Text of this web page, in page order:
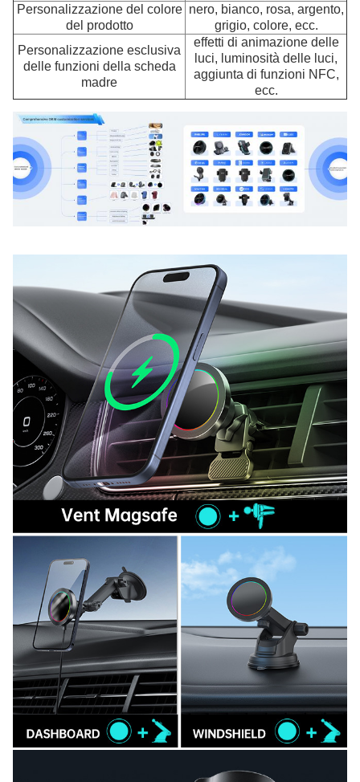
Personalizzazione del colore
del prodotto
nero, bianco, rosa, argento,
grigio, colore, ecc.
Personalizzazione esclusiva
delle funzioni della scheda
madre
effetti di animazione delle
luci, luminosità delle luci,
aggiunta di funzioni NFC,
ecc.